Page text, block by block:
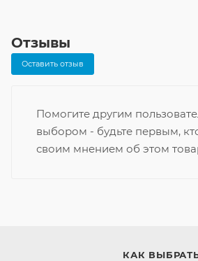
Отзывы
Оставить отзыв
Помогите другим
выбором - будьте первым,
своим мнением об этом
КАК